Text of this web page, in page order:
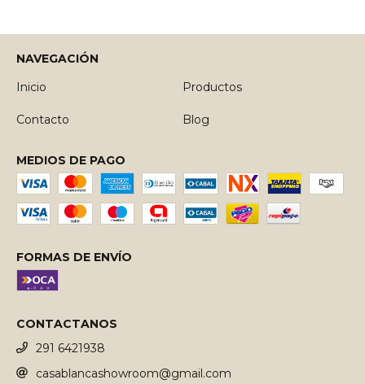
NAVEGACIÓN
Inicio
Productos
Contacto Blog
MEDIOS DE PAGO
FORMAS DE ENVÍO
CONTACTANOS
291 6421938
casablancashowroom@gmail.com